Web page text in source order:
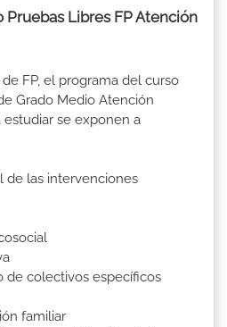
Libres FP Atención
FP, el programa del curso
Grado Medio Atención
estudiar se exponen a
las intervenciones
colectivos específicos
familiar